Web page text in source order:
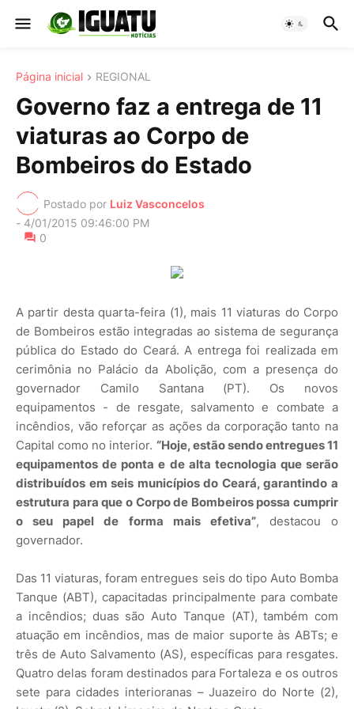
Página inicial REGIONAL
Governo faz a entrega de 11
viaturas ao Corpo de
Bombeiros do Estado
Postado por Luiz Vasconcelos
- 4/01/2015 09:46:00 PM
0
A partir desta quarta-feira (1), mais 11 viaturas do Corpo
de Bombeiros estão integradas ao sistema de segurança
pública do Estado do Ceará. A entrega foi realizada em
cerimônia no Palácio da Abolição, com a presença do
governador Camilo Santana (PT). Os novos
equipamentos - de resgate, salvamento e combate a
incêndios, vão reforçar as ações da corporação tanto na
Capital como no interior. “Hoje, estão sendo entregues 11
equipamentos de ponta e de alta tecnologia que serão
distribuídos em seis municípios do Ceará, garantindo a
estrutura para que o Corpo de Bombeiros possa cumprir
o seu papel de forma mais efetiva”, destacou o
governador.
Das 11 viaturas, foram entregues seis do tipo Auto Bomba
Tanque (ABT), capacitadas principalmente para combate
a incêndios; duas são Auto Tanque (AT), também com
atuação em incêndios, mas de maior suporte às ABTs; e
três de Auto Salvamento (AS), específicas para resgates.
Quatro delas foram destinados para Fortaleza e os outros
sete para cidades interioranas – Juazeiro do Norte (2),